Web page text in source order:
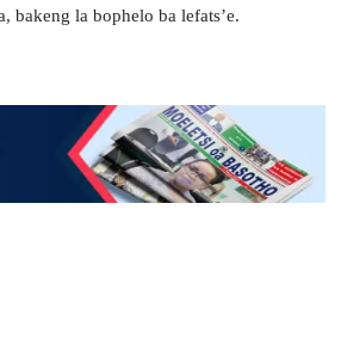
bakeng la bophelo ba lefats’e.